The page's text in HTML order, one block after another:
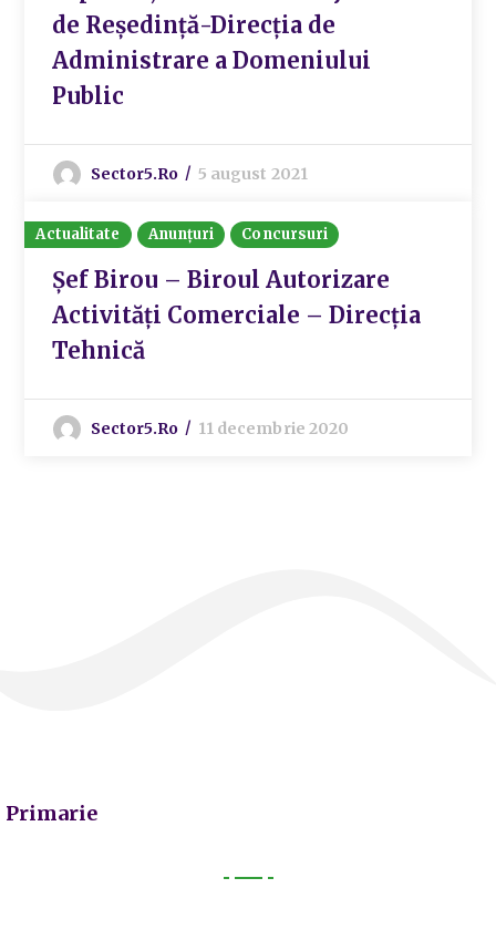
de Reședință-Direcția de
Administrare a Domeniului
Public
Sector5.ro 5 august 2021
Actualitate Anunțuri Concursuri
Șef Birou – Biroul Autorizare
Activități Comerciale – Direcția
Tehnică
Sector5.ro 11 decembrie 2020
Primarie